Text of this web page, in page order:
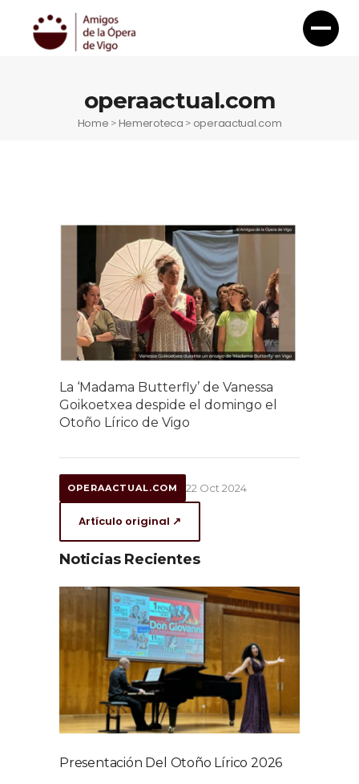
operaactual.com
Home >Hemeroteca > operaactual.com
La ‘Madama Butterfly’ de Vanessa
Goikoetxea despide el domingo el
Otoño Lírico de Vigo
OPERAACTUAL.COM 22 Oct 2024
Artículo original ↗
Noticias Recientes
Presentación Del Otoño Lírico 2026